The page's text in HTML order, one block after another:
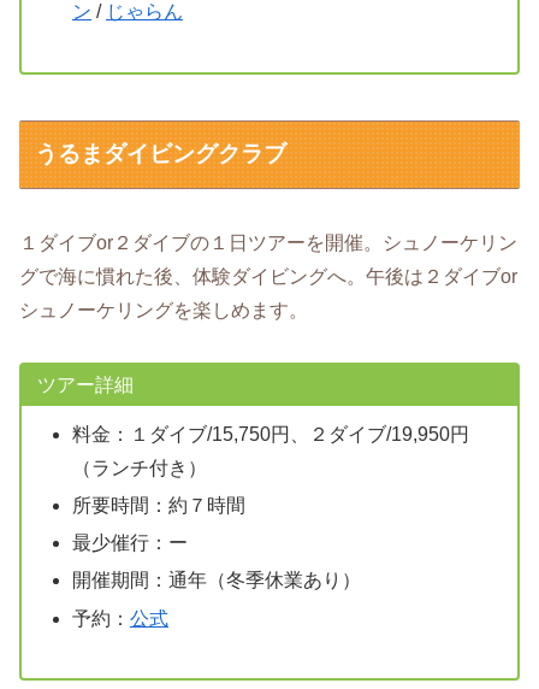
ン / じゃらん
うるまダイビングクラブ
１ダイブor２ダイブの１日ツアーを開催。シュノーケリン
グで海に慣れた後、体験ダイビングへ。午後は２ダイブor
シュノーケリングを楽しめます。
ツアー詳細
料金：１ダイブ/15,750円、２ダイブ/19,950円
（ランチ付き）
所要時間：約７時間
最少催行：ー
開催期間：通年（冬季休業あり）
予約： 公式